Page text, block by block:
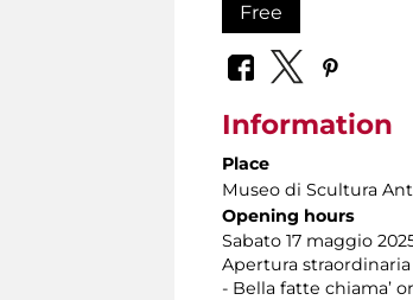
Free
Information
Place
Museo di Scultura
Opening hours
Sabato 17 maggio
Apertura
- Bella fatte chiama’